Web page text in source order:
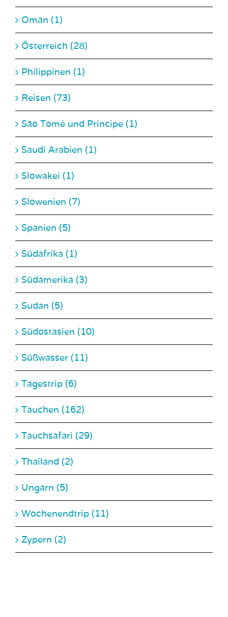
Österreich (28)
Philippinen (1)
Reisen (73)
São Tomé und Príncipe (1)
Saudi Arabien (1)
Slowakei (1)
Slowenien (7)
Spanien (5)
Südafrika (1)
Südamerika (3)
Sudan (5)
Südostasien (10)
Süßwasser (11)
Tagestrip (6)
Tauchen (162)
Tauchsafari (29)
Thailand (2)
Ungarn (5)
Wochenendtrip (11)
Zypern (2)